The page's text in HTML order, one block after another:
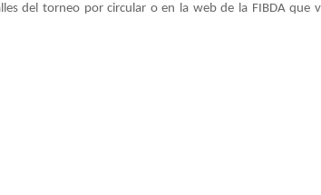
del torneo por circular o en la web de la FIBDA que